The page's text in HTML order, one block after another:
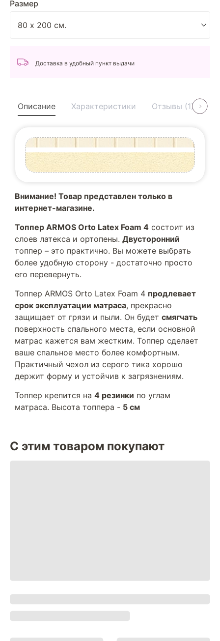
Размер
Доставка в удобный пункт выдачи
Описание Характеристики Отзывы (1)
Внимание! Товар представлен только в
интернет-магазине.
Топпер ARMOS Orto Latex Foam 4 состоит из
слоев латекса и ортопены. Двусторонний
топпер – это практично. Вы можете выбрать
более удобную сторону - достаточно просто
его перевернуть.
Топпер ARMOS Orto Latex Foam 4 продлевает
срок эксплуатации матраса, прекрасно
защищает от грязи и пыли. Он будет смягчать
поверхность спального места, если основной
матрас кажется вам жестким. Топпер сделает
ваше спальное место более комфортным.
Практичный чехол из серого тика хорошо
держит форму и устойчив к загрязнениям.
Топпер крепится на 4 резинки по углам
матраса. Высота топпера - 5 см
С этим товаром покупают